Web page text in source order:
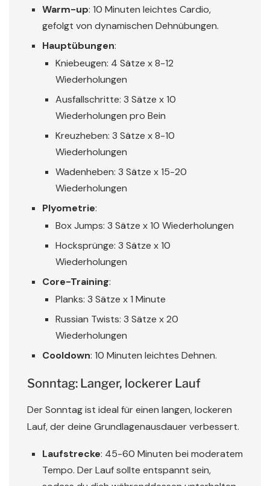
Warm-up: 10 Minuten leichtes Cardio,
gefolgt von dynamischen Dehnübungen.
Hauptübungen:
Kniebeugen: 4 Sätze x 8-12
Wiederholungen
Ausfallschritte: 3 Sätze x 10
Wiederholungen pro Bein
Kreuzheben: 3 Sätze x 8-10
Wiederholungen
Wadenheben: 3 Sätze x 15-20
Wiederholungen
Plyometrie:
Box Jumps: 3 Sätze x 10 Wiederholungen
Hocksprünge: 3 Sätze x 10
Wiederholungen
Core-Training:
Planks: 3 Sätze x 1 Minute
Russian Twists: 3 Sätze x 20
Wiederholungen
Cooldown: 10 Minuten leichtes Dehnen.
Sonntag: Langer, lockerer Lauf
Der Sonntag ist ideal für einen langen, lockeren
Lauf, der deine Grundlagenausdauer verbessert.
Laufstrecke: 45-60 Minuten bei moderatem
Tempo. Der Lauf sollte entspannt sein,